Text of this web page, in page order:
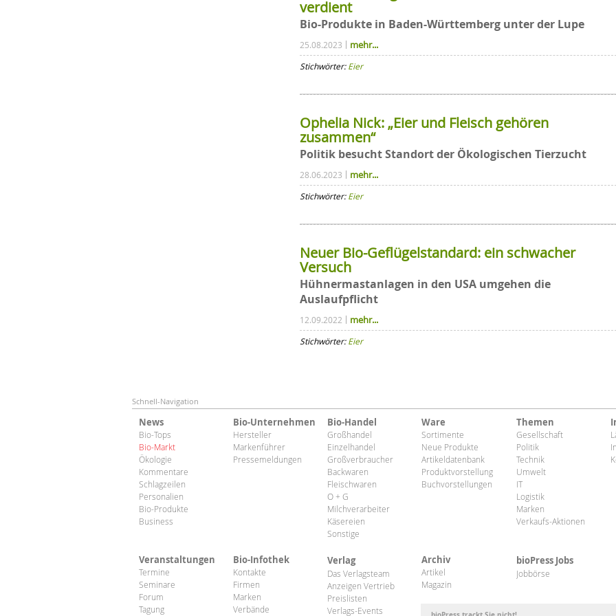
verdient
Bio-Produkte in Baden-Württemberg unter der Lupe
25.08.2023 mehr...
Stichwörter:Eier
Ophelia Nick: „Eier und Fleisch gehören
zusammen“
Politik besucht Standort der Ökologischen Tierzucht
28.06.2023 mehr...
Stichwörter:Eier
Neuer Bio-Geflügelstandard: ein schwacher
Versuch
Hühnermastanlagen in den USA umgehen die
Auslaufpflicht
12.09.2022 mehr...
Stichwörter:Eier
Schnell-Navigation
News
Bio-Tops
Bio-Markt
Ökologie
Kommentare
Schlagzeilen
Personalien
Bio-Produkte
Business
Bio-Unternehmen
Hersteller
Markenführer
Pressemeldungen
Bio-Handel
Großhandel
Einzelhandel
Großverbraucher
Backwaren
Fleischwaren
O + G
Milchverarbeiter
Käsereien
Sonstige
Ware
Sortimente
Neue Produkte
Artikeldatenbank
Produktvorstellung
Buchvorstellungen
Themen
Gesellschaft
Politik
Technik
Umwelt
IT
Logistik
Marken
Verkaufs-Aktionen
Veranstaltungen
Termine
Seminare
Forum
Tagung
Bio-Infothek
Kontakte
Firmen
Marken
Verbände
Verlag
Das Verlagsteam
Anzeigen Vertrieb
Preislisten
Verlags-Events
Archiv
Artikel
Magazin
bioPress Jobs
Jobbörse